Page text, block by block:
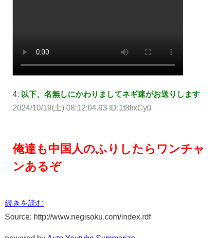
4: 以下、名無しにかわりましてネギ速がお送りします
2024/10/19(土) 08:12:04.93 ID:1t8fixCy0
俺達も中国人のふりしたらワンチャ
ンあるぞ
続きを読む
Source: http://www.negisoku.com/index.rdf